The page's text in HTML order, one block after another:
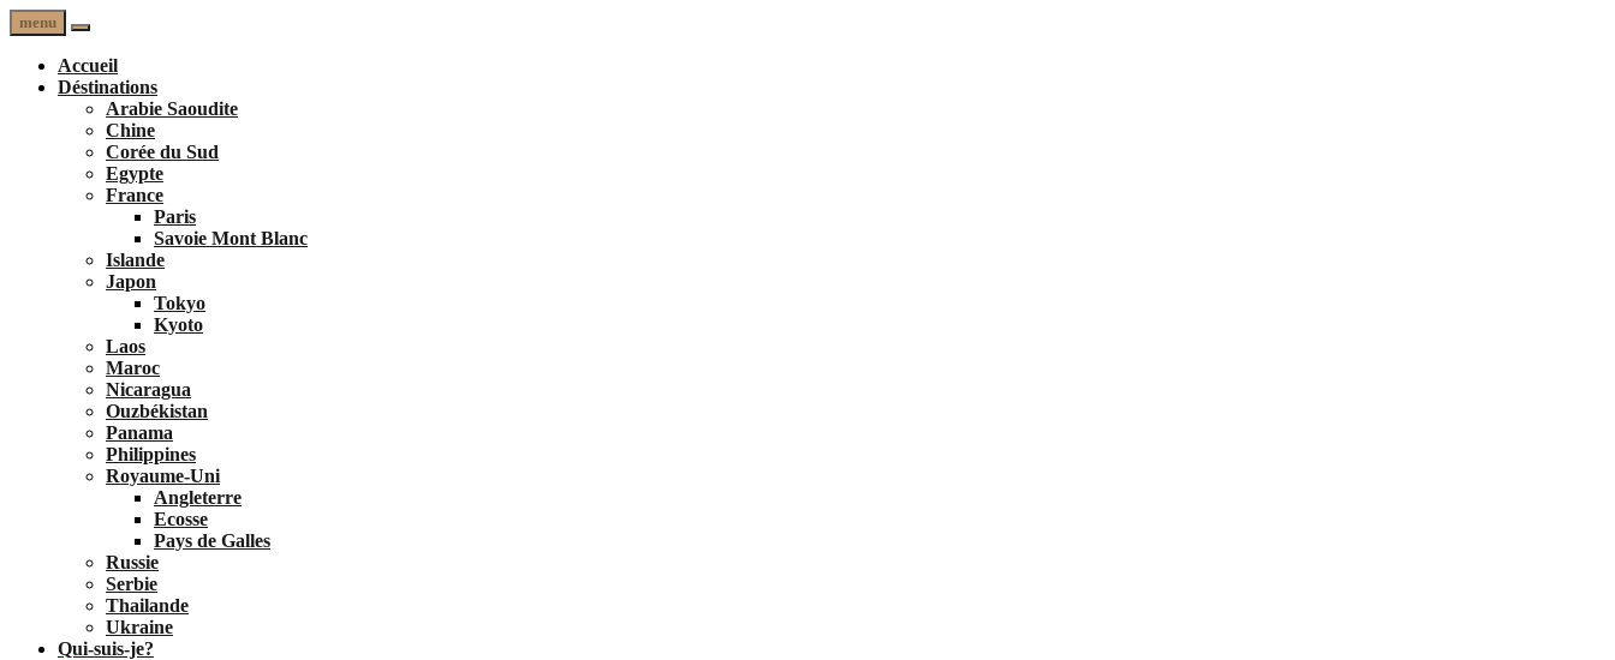
menu
Accueil
Déstinations
Arabie Saoudite
Chine
Corée du Sud
Egypte
France
Paris
Savoie Mont Blanc
Islande
Japon
Tokyo
Kyoto
Laos
Maroc
Nicaragua
Ouzbékistan
Panama
Philippines
Royaume-Uni
Angleterre
Ecosse
Pays de Galles
Russie
Serbie
Thailande
Ukraine
Qui-suis-je?